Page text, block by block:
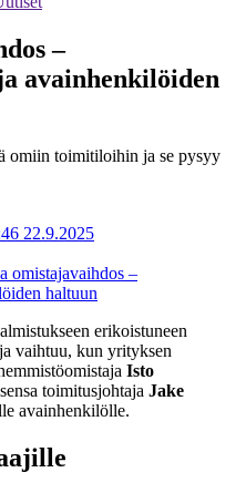
–
avainhenkilöiden
omiin toimitiloihin ja se pysyy
22.9.2025
omistajavaihdos –
haltuun
erikoistuneen
vaihtuu, kun yrityksen
Isto
toimitusjohtaja Jake
avainhenkilölle.